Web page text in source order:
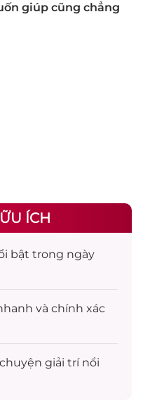
giúp cũng chẳng
ÍCH
bật trong ngày
và chính xác
giải trínổi